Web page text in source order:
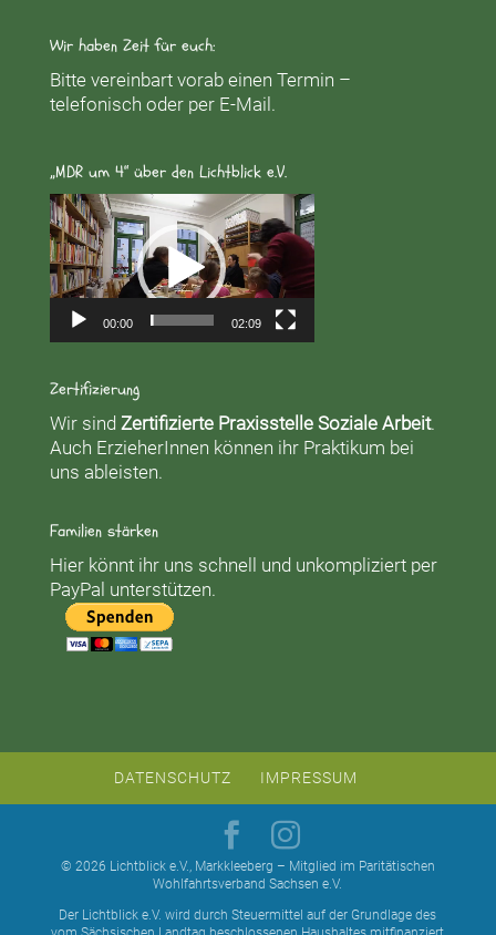
Wir haben Zeit für euch:
Bitte vereinbart vorab einen Termin –
telefonisch oder per E-Mail.
„MDR um 4“ über den Lichtblick e.V.
Video-
Player
00:00 02:09
Zertifizierung
Wir sind Zertifizierte Praxisstelle Soziale Arbeit.
Auch ErzieherInnen können ihr Praktikum bei
uns ableisten.
Familien stärken
Hier könnt ihr uns schnell und unkompliziert per
PayPal unterstützen.
DATENSCHUTZ IMPRESSUM
© 2026 Lichtblick e.V., Markkleeberg – Mitglied im Paritätischen
Wohlfahrtsverband Sachsen e.V.
Der Lichtblick e.V. wird durch Steuermittel auf der Grundlage des